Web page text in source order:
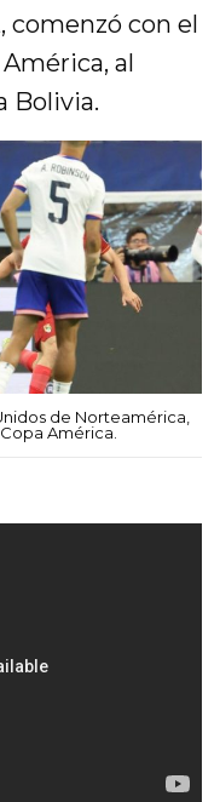
comenzó con el
al
Bolivia.
de Norteamérica,
América.